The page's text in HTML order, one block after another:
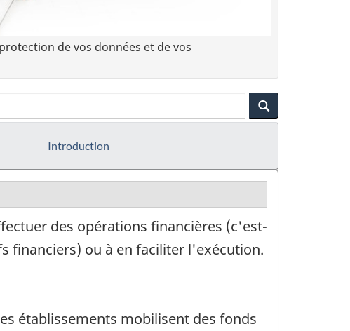
de vos données et de vos
Introduction
des opérations financières (c'est-
financiers) ou à en faciliter l'exécution.
établissements mobilisent des fonds